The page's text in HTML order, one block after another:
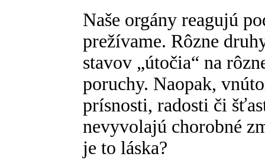
Naše orgány reagujú
prežívame. Rôzne
stavov „útočia“ na
poruchy. Naopak,
prísnosti, radosti či
nevyvolajú chorobné
je to láska?